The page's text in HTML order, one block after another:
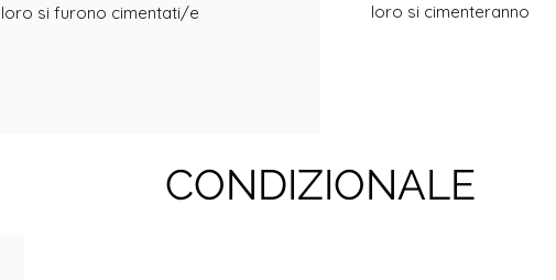
loro si furono cimentati/e
loro si cimenteranno
CONDIZIONALE